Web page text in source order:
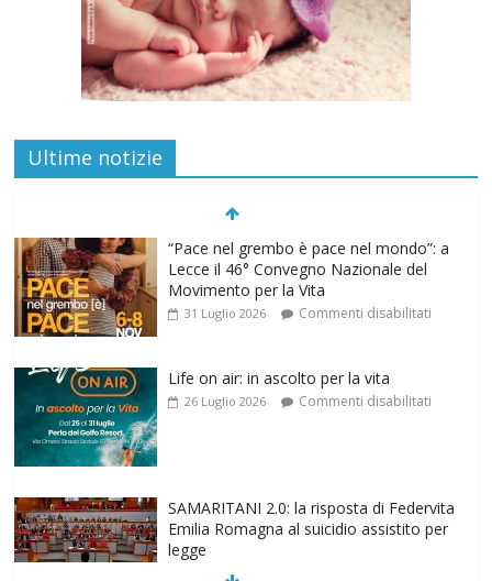
Ultime notizie
“Pace nel grembo è pace nel mondo”: a
Lecce il 46° Convegno Nazionale del
Movimento per la Vita
31 Luglio 2026 Commenti disabilitati
26 Luglio 2026 Commenti disabilitati
Emilia Romagna al suicidio assistito per
legge
25 Luglio 2026 Commenti disabilitati